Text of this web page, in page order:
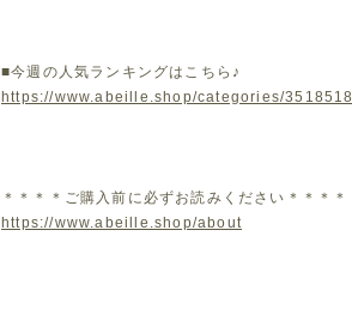
■今週の人気ランキングはこちら♪
https://www.abeille.shop/categories/3518518
＊＊＊＊ご購入前に必ずお読みください＊＊＊＊
https://www.abeille.shop/about